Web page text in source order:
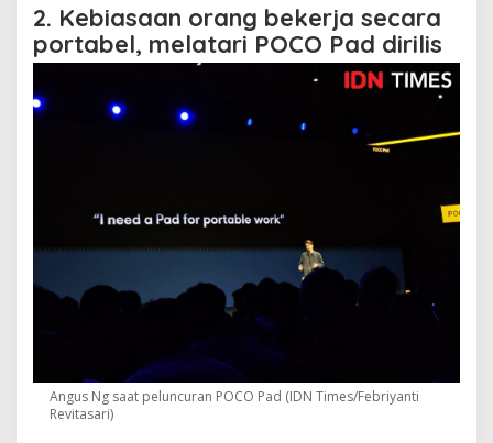
2. Kebiasaan orang bekerja secara
portabel, melatari POCO Pad dirilis
Angus Ng saat peluncuran POCO Pad (IDN Times/Febriyanti
Revitasari)